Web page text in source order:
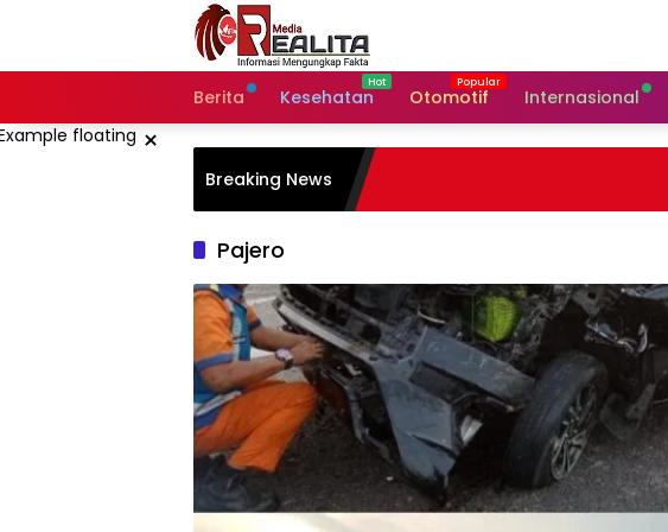
Berita Kesehatan Otomotif Internasional
×
Breaking News
Pajero